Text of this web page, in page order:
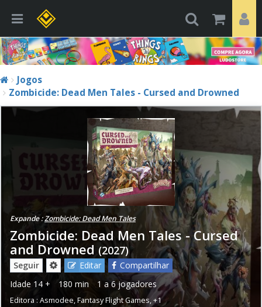
Jogos
Zombicide: Dead Men Tales - Cursed and Drowned
Expande :Zombicide: Dead Men Tales
Zombicide: Dead Men Tales - Cursed
and Drowned (2027)
Seguir Editar
Compartilhar
Idade 14 + 180 min 1 a 6 jogadores
Editora : Asmodee,Fantasy Flight Games,+1